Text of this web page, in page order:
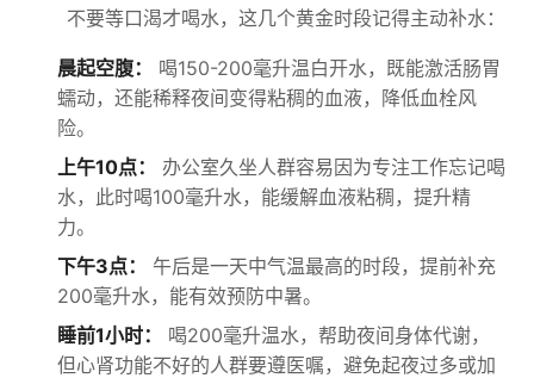
不要等口渴才喝水，这几个黄金时段记得主动补水：
晨起空腹：
喝150-200毫升温白开水，既能激活肠胃
蠕动，还能稀释夜间变得粘稠的血液，降低血栓风
险。
上午10点：
办公室久坐人群容易因为专注工作忘记喝
水，此时喝100毫升水，能缓解血液粘稠，提升精
力。
下午3点：
午后是一天中气温最高的时段，提前补充
200毫升水，能有效预防中暑。
睡前1小时：
喝200毫升温水，帮助夜间身体代谢，
但心肾功能不好的人群要遵医嘱，避免起夜过多或加